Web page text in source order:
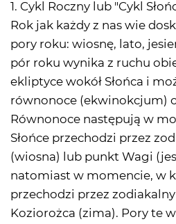
1. Cykl Roczny lub "Cykl
Rok jak każdy z nas wie
pory roku: wiosnę, lato,
pór roku wynika z ruchu
ekliptyce wokół Słońca i
równonoce (ekwinokcjum)
Równonoce następują w
Słońce przechodzi przez
(wiosna) lub punkt Wagi
natomiast w momencie, w
przechodzi przez
Koziorożca (zima). Pory te